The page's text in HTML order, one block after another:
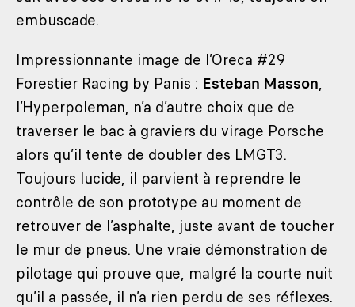
embuscade.
Impressionnante image de l’Oreca #29
Forestier Racing by Panis : Esteban Masson,
l’Hyperpoleman, n’a d’autre choix que de
traverser le bac à graviers du virage Porsche
alors qu’il tente de doubler des LMGT3.
Toujours lucide, il parvient à reprendre le
contrôle de son prototype au moment de
retrouver de l’asphalte, juste avant de toucher
le mur de pneus. Une vraie démonstration de
pilotage qui prouve que, malgré la courte nuit
qu’il a passée, il n’a rien perdu de ses réflexes.